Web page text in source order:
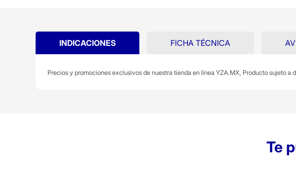
INDICACIONES
Precios y promociones exclusivos de nuestra tienda en línea YZA.MX, Producto sujeto
FICHA TÉCNICA
Te